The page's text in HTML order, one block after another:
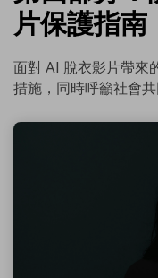
片保護指南
面對 AI 脫衣影片帶來
措施，同時呼籲社會